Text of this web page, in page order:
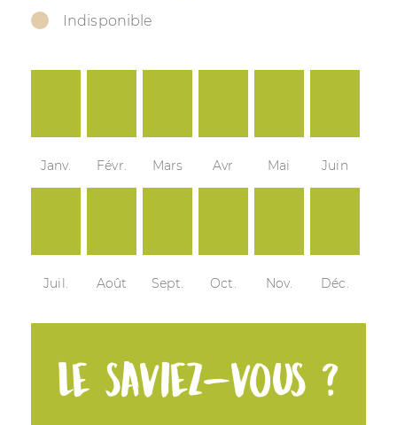
Indisponible
Janv. Févr. Mars Avr Mai Juin
Juil. Août Sept. Oct. Nov. Déc.
Le saviez-vous ?